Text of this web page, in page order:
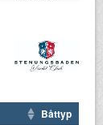
Båttyp